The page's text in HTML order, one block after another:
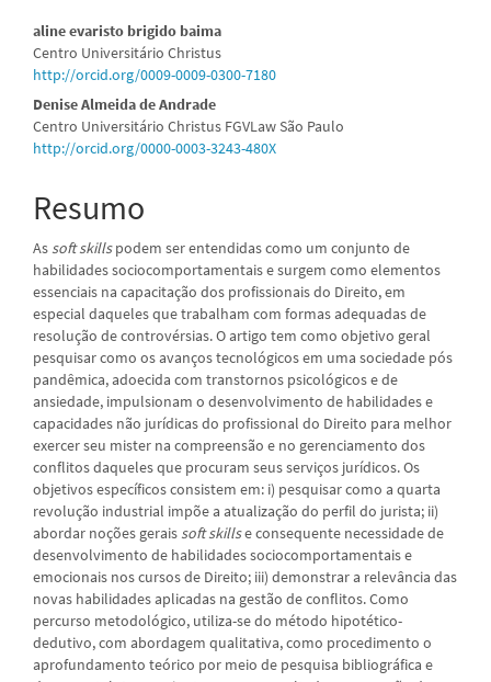
Conteúdo
do
artigo
principal
aline evaristo brigido baima
Centro Universitário Christus
http://orcid.org/0009-0009-0300-7180
Denise Almeida de Andrade
Centro Universitário Christus FGVLaw São Paulo
http://orcid.org/0000-0003-3243-480X
Resumo
As soft skillspodem ser entendidas como um conjunto de
habilidades sociocomportamentais e surgem como elementos
essenciais na capacitação dos profissionais do Direito, em
especial daqueles que trabalham com formas adequadas de
resolução de controvérsias. O artigo tem como objetivo geral
pesquisar como os avanços tecnológicos em uma sociedade pós
pandêmica, adoecida com transtornos psicológicos e de
ansiedade, impulsionam o desenvolvimento de habilidades e
capacidades não jurídicas do profissional do Direito para melhor
exercer seu mister na compreensão e no gerenciamento dos
conflitos daqueles que procuram seus serviços jurídicos. Os
objetivos específicos consistem em: i) pesquisar como a quarta
revolução industrial impõe a atualização do perfil do jurista; ii)
abordar noções gerais soft skillse consequente necessidade de
desenvolvimento de habilidades sociocomportamentais e
emocionais nos cursos de Direito; iii) demonstrar a relevância das
novas habilidades aplicadas na gestão de conflitos. Como
percurso metodológico, utiliza-se do método hipotético-
dedutivo, com abordagem qualitativa, como procedimento o
aprofundamento teórico por meio de pesquisa bibliográfica e